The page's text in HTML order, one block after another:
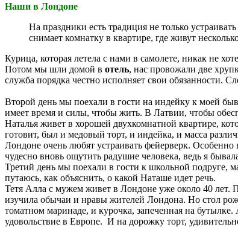
Наши в Лондоне
На праздники есть традиция не только
снимает комнатку в квартире, где живут
Курица, которая летела с нами в самолете, никак не
Потом мы шли домой в отель, нас провожали две
служба порядка честно исполняет свои обязанности.
Второй день мы поехали в гости на индейку к моей
имеет время и силы, чтобы жить. В Латвии, чтобы
Наталья живет в хорошей двухкомнатной квартире,
готовит, был и медовый торт, и индейка, и масса
Лондоне очень любят устраивать фейерверк.
чудесно вновь ощутить радушие человека, ведь я
Третий день мы поехали в гости к школьной подруге,
путаюсь, как объяснить, о какой Наташе идет речь.
Тетя Алла с мужем живет в Лондоне уже около 40 лет.
изучила обычаи и нравы жителей Лондона. Но стол
томатном маринаде, и курочка, запеченная на
удовольствие в Европе. И на дорожку торт,